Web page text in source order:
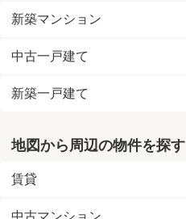
新築マンション
中古一戸建て
新築一戸建て
地図から周辺の物件を探す
賃貸
中古マンション